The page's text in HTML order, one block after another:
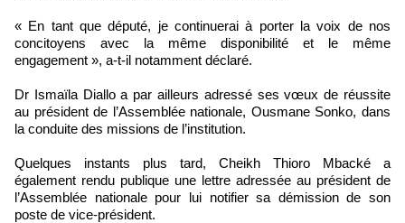
« En tant que député, je continuerai à porter la voix de nos
concitoyens avec la même disponibilité et le même
engagement », a-t-il notamment déclaré.
Dr Ismaïla Diallo a par ailleurs adressé ses vœux de réussite
au président de l’Assemblée nationale, Ousmane Sonko, dans
la conduite des missions de l’institution.
Quelques instants plus tard, Cheikh Thioro Mbacké a
également rendu publique une lettre adressée au président de
l’Assemblée nationale pour lui notifier sa démission de son
poste de vice-président.